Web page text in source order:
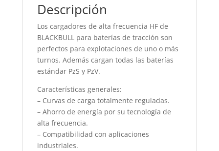
Descripción
Los cargadores de alta frecuencia HF de
BLACKBULL para baterías de tracción son
perfectos para explotaciones de uno o más
turnos. Además cargan todas las baterías
estándar PzS y PzV.
Características generales:
– Curvas de carga totalmente reguladas.
– Ahorro de energía por su tecnología de
alta frecuencia.
– Compatibilidad con aplicaciones
industriales.